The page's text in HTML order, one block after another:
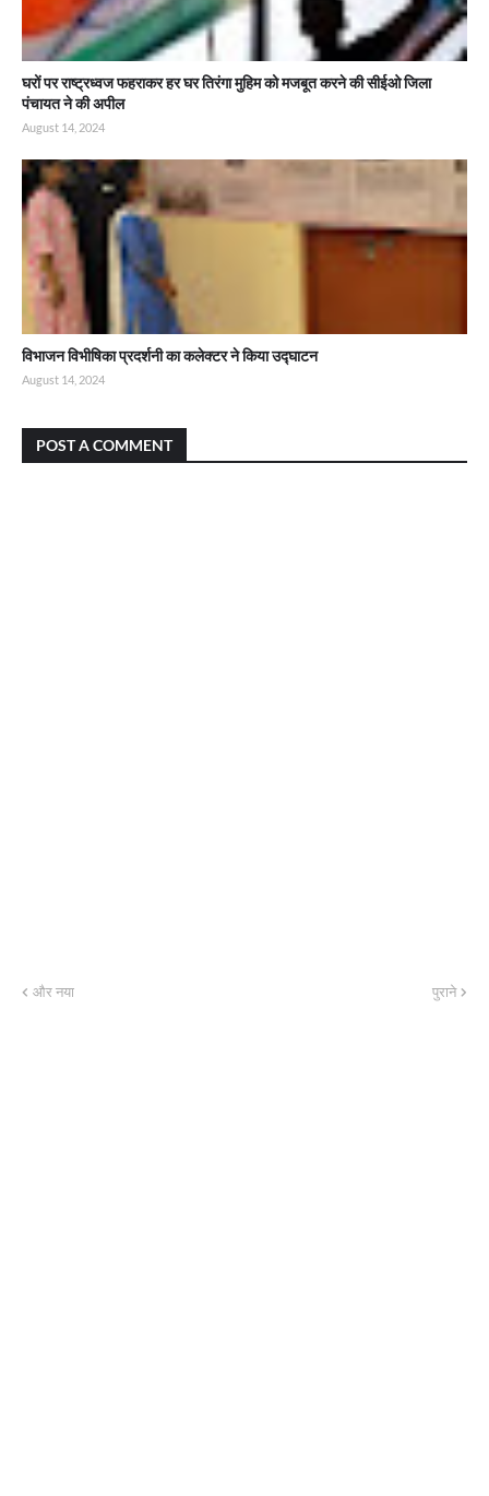
घरों पर राष्ट्रध्वज फहराकर हर घर तिरंगा मुहिम को मजबूत करने की सीईओ जिला
पंचायत ने की अपील
August 14, 2024
विभाजन विभीषिका प्रदर्शनी का कलेक्टर ने किया उद्घाटन
August 14, 2024
POST A COMMENT
और नया पुराने